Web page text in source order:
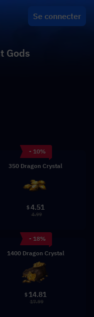
Se connecter
Gods
- 10%
350 Dragon Crystal
$4.51
4.99
- 18%
1400 Dragon Crystal
$ 14.81
17.99